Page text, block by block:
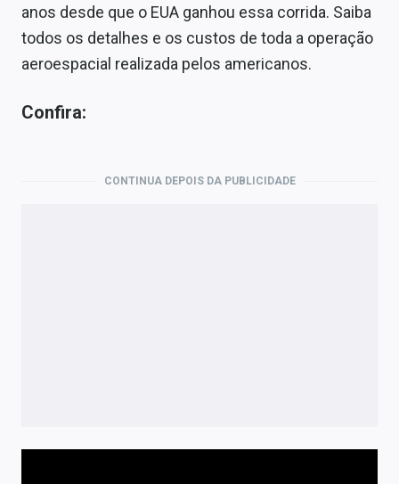
Empresas
Brasil
Contato
anos desde que o EUA ganhou essa corrida. Saiba
todos os detalhes e os custos de toda a operação
aeroespacial realizada pelos americanos.
Confira:
CONTINUA DEPOIS DA PUBLICIDADE